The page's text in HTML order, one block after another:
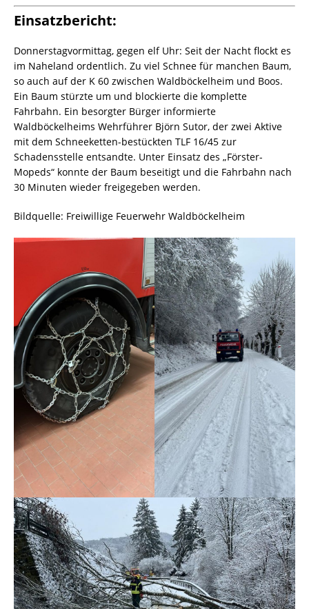
Einsatzbericht:
Donnerstagvormittag, gegen elf Uhr: Seit der Nacht flockt es
im Naheland ordentlich. Zu viel Schnee für manchen Baum,
so auch auf der K 60 zwischen Waldböckelheim und Boos.
Ein Baum stürzte um und blockierte die komplette
Fahrbahn. Ein besorgter Bürger informierte
Waldböckelheims Wehrführer Björn Sutor, der zwei Aktive
mit dem Schneeketten-bestückten TLF 16/45 zur
Schadensstelle entsandte. Unter Einsatz des „Förster-
Mopeds“ konnte der Baum beseitigt und die Fahrbahn nach
30 Minuten wieder freigegeben werden.
Bildquelle: Freiwillige Feuerwehr Waldböckelheim